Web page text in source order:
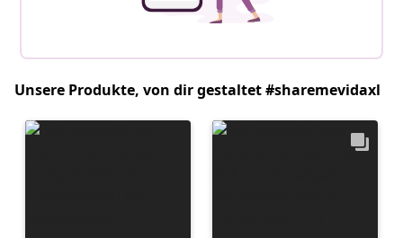
Unsere Produkte, von dir gestaltet #sharemevidaxl